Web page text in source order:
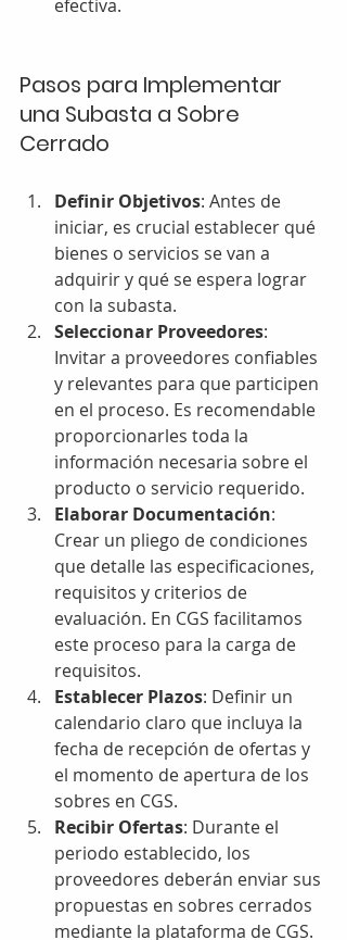
efectiva.
Pasos para Implementar
una Subasta a Sobre
Cerrado
Definir Objetivos: Antes de
iniciar, es crucial establecer qué
bienes o servicios se van a
adquirir y qué se espera lograr
con la subasta.
Seleccionar Proveedores:
Invitar a proveedores confiables
y relevantes para que participen
en el proceso. Es recomendable
proporcionarles toda la
información necesaria sobre el
producto o servicio requerido.
Elaborar Documentación:
Crear un pliego de condiciones
que detalle las especificaciones,
requisitos y criterios de
evaluación. En CGS facilitamos
este proceso para la carga de
requisitos.
Establecer Plazos: Definir un
calendario claro que incluya la
fecha de recepción de ofertas y
el momento de apertura de los
sobres en CGS.
Recibir Ofertas: Durante el
periodo establecido, los
proveedores deberán enviar sus
propuestas en sobres cerrados
mediante la plataforma de CGS.